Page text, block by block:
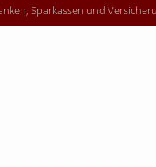
Sparkassen und